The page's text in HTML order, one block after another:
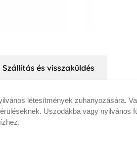
Szállítás és visszaküldés
létesítmények zuhanyozására.
Uszodákba vagy nyilvános